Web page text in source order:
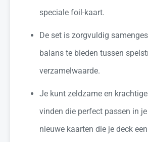
speciale foil-kaart.
De set is zorgvuldig
balans te bieden tussen
verzamelwaarde.
Je kunt zeldzame en
vinden die perfect passen in
nieuwe kaarten die je deck